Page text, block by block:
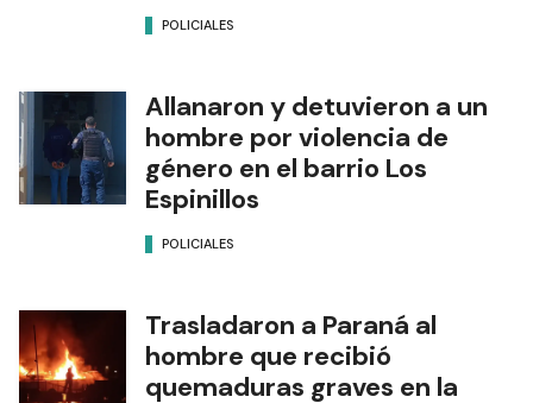
POLICIALES
Allanaron y detuvieron a un
hombre por violencia de
género en el barrio Los
Espinillos
POLICIALES
Trasladaron a Paraná al
hombre que recibió
quemaduras graves en la